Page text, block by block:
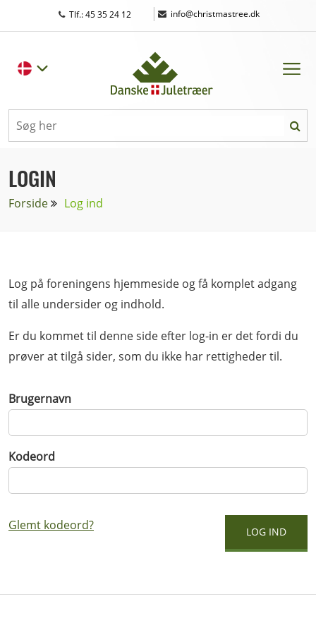
Tlf.: 45 35 24 12 | info@christmastree.dk
LOGIN
Forside Log ind
Log på foreningens hjemmeside og få komplet adgang
til alle undersider og indhold.
Er du kommet til denne side efter log-in er det fordi du
prøver at tilgå sider, som du ikke har rettigheder til.
Brugernavn
Kodeord
Glemt kodeord?